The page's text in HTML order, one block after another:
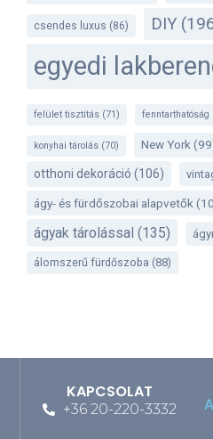
csendes luxus (86) DIY
egyedi
felület tisztítás (71) fenntarthatóság
konyhai tárolás (70) New York
otthoni dekoráció (106)
ágy- és fürdőszobai alapvetők
ágyak tárolással (135)
álomszerű fürdőszoba (88)
KAPCSOLAT
+36 20-220-3332